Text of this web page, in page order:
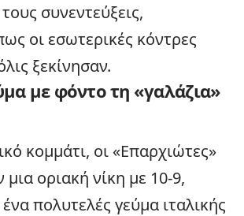
συνεντεύξεις,
οι εσωτερικές κόντρες
ξεκίνησαν.
με φόντο τη «γαλάζια»
κομμάτι, οι «Επαρχιώτες»
οριακή νίκη με 10-9,
πολυτελές γεύμα ιταλικής